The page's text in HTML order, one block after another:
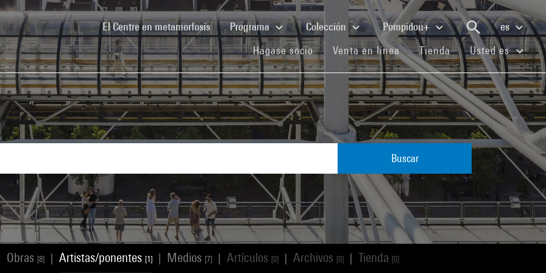
El Centre en metamorfosis(current)Programa Colección Pompidou+
es
Hágase socio(current)Venta en línea(current)
Tienda(current)Usted es
Buscar
Obras [8] Artistas/ponentes [1] Medios [7] Artículos [0] Archivos [0] Tienda [0]